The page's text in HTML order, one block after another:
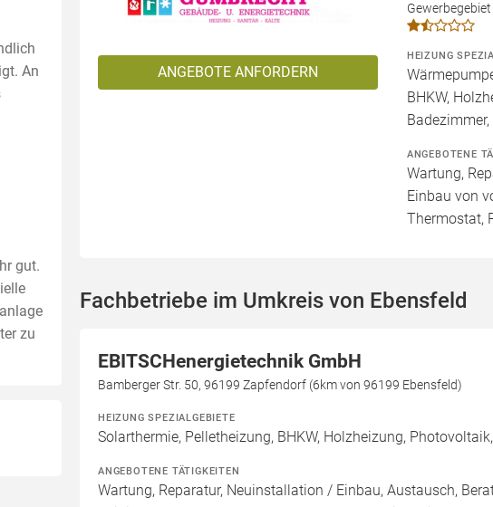
An
gut.
zu
ANGEBOTE ANFORDERN
HEIZUNG
BHKW,
ANGEBOTENE
Wartung,
Einbau von
Thermostat,
Fachbetriebe im Umkreis von Ebensfeld
EBITSCHenergietechnik GmbH
Bamberger Str. 50, 96199 Zapfendorf (6km von 96199 Ebensfeld)
HEIZUNG SPEZIALGEBIETE
Solarthermie, Pelletheizung, BHKW, Holzheizung,
ANGEBOTENE TÄTIGKEITEN
Wartung, Reparatur, Neuinstallation / Einbau, Austausch,